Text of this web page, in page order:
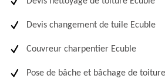
Devis changement de tuile Ecuble
Couvreur charpentier Ecuble
Pose de bâche et bâchage de